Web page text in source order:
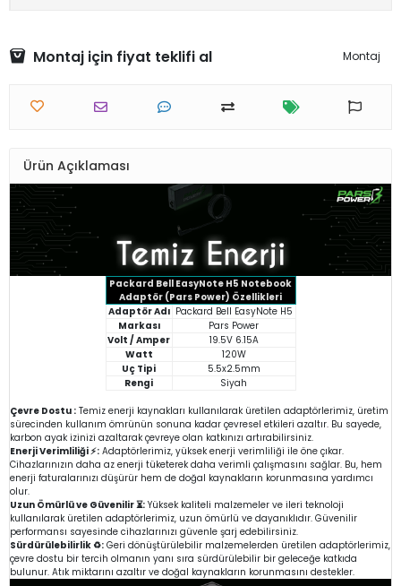
Montaj için fiyat teklifi al Montaj
Ürün Açıklaması
Packard Bell EasyNote H5 Notebook
Adaptör (Pars Power) Özellikleri
Adaptör Adı Packard Bell EasyNote H5
Markası
Pars Power
Volt / Amper
19.5V 6.15A
Watt
120W
Uç Tipi
5.5x2.5mm
Rengi
Siyah
Çevre Dostu : Temiz enerji kaynakları kullanılarak üretilen adaptörlerimiz, üretim
sürecinden kullanım ömrünün sonuna kadar çevresel etkileri azaltır. Bu sayede,
karbon ayak izinizi azaltarak çevreye olan katkınızı artırabilirsiniz.
Enerji Verimliliği ⚡: Adaptörlerimiz, yüksek enerji verimliliği ile öne çıkar.
Cihazlarınızın daha az enerji tüketerek daha verimli çalışmasını sağlar. Bu, hem
enerji faturalarınızı düşürür hem de doğal kaynakların korunmasına yardımcı
olur.
Uzun Ömürlü ve Güvenilir ⏳: Yüksek kaliteli malzemeler ve ileri teknoloji
kullanılarak üretilen adaptörlerimiz, uzun ömürlü ve dayanıklıdır. Güvenilir
performansı sayesinde cihazlarınızı güvenle şarj edebilirsiniz.
Sürdürülebilirlik ♻️: Geri dönüştürülebilir malzemelerden üretilen adaptörlerimiz,
çevre dostu bir tercih olmanın yanı sıra sürdürülebilir bir geleceğe katkıda
bulunur. Atık miktarını azaltır ve doğal kaynakların korunmasını destekler.